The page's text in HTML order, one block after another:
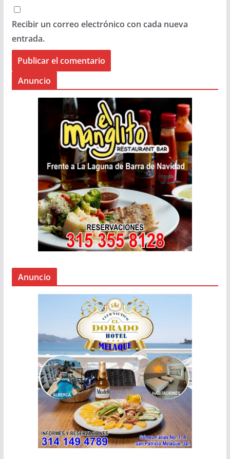
Recibir un correo electrónico con cada nueva
entrada.
Anuncio
Anuncio